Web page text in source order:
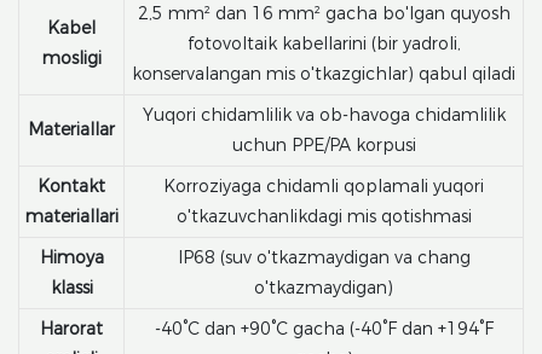
Kabel
mosligi
2,5 mm² dan 16 mm² gacha bo'lgan quyosh
fotovoltaik kabellarini (bir yadroli,
konservalangan mis o'tkazgichlar) qabul qiladi
Materiallar
Yuqori chidamlilik va ob-havoga chidamlilik
uchun PPE/PA korpusi
Kontakt
materiallari
Korroziyaga chidamli qoplamali yuqori
o'tkazuvchanlikdagi mis qotishmasi
Himoya
klassi
IP68 (suv o'tkazmaydigan va chang
o'tkazmaydigan)
Harorat
-40°C dan +90°C gacha (-40°F dan +194°F